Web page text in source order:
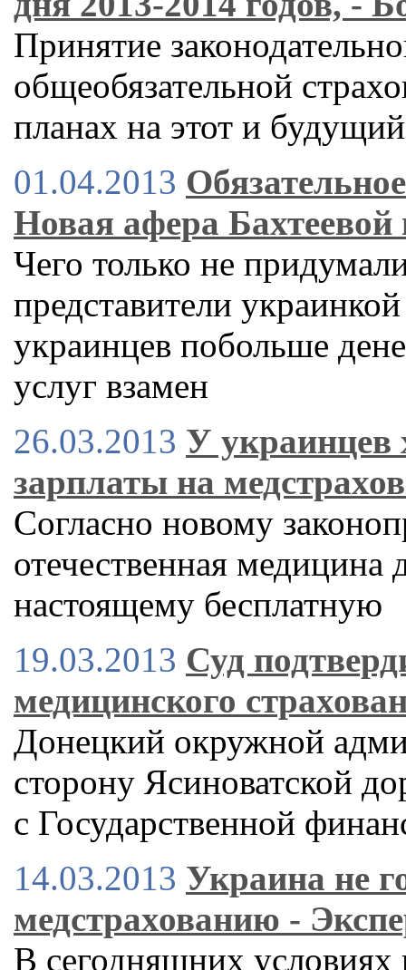
Принятие
общеобязательной
планах на этот и
01.04.2013
Новая афера Бахтеевой
Чего только не
представители
украинцев побольше
услуг взамен
26.03.2013 У украинцев
зарплаты на
Согласно новому
отечественная медицина
настоящему бесплатную
19.03.2013 Суд
медицинского
Донецкий окружной
сторону Ясиноватской
с Государственной
14.03.2013 Украина не
медстрахованию -
В сегодняшних условиях